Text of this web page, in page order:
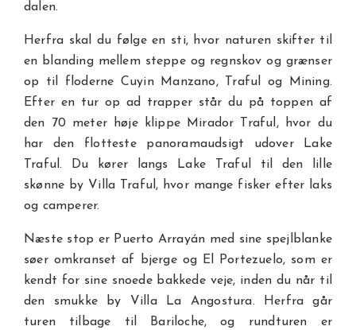
dalen.
Herfra skal du følge en sti, hvor naturen skifter til
en blanding mellem steppe og regnskov og grænser
op til floderne Cuyin Manzano, Traful og Mining.
Efter en tur op ad trapper står du på toppen af
den 70 meter høje klippe Mirador Traful, hvor du
har den flotteste panoramaudsigt udover Lake
Traful. Du kører langs Lake Traful til den lille
skønne by Villa Traful, hvor mange fisker efter laks
og camperer.
Næste stop er Puerto Arrayán med sine spejlblanke
søer omkranset af bjerge og El Portezuelo, som er
kendt for sine snoede bakkede veje, inden du når til
den smukke by Villa La Angostura. Herfra går
turen tilbage til Bariloche, og rundturen er